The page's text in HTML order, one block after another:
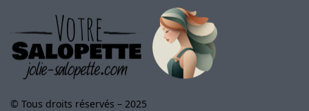
© Tous droits réservés – 2025